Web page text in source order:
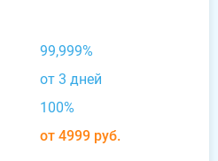
99,999%
от 3 дней
100%
от 4999 руб.